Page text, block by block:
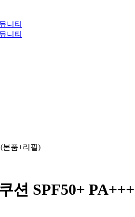
니티
니티
본품+리필)
션 SPF50+